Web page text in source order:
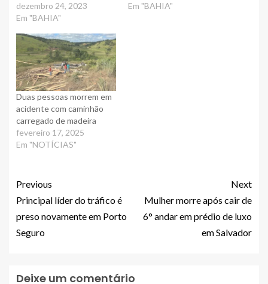
dezembro 24, 2023
Em "BAHIA"
Em "BAHIA"
Duas pessoas morrem em
acidente com caminhão
carregado de madeira
fevereiro 17, 2025
Em "NOTÍCIAS"
Previous
Principal líder do tráfico é
preso novamente em Porto
Seguro
Next
Mulher morre após cair de
6° andar em prédio de luxo
em Salvador
Deixe um comentário